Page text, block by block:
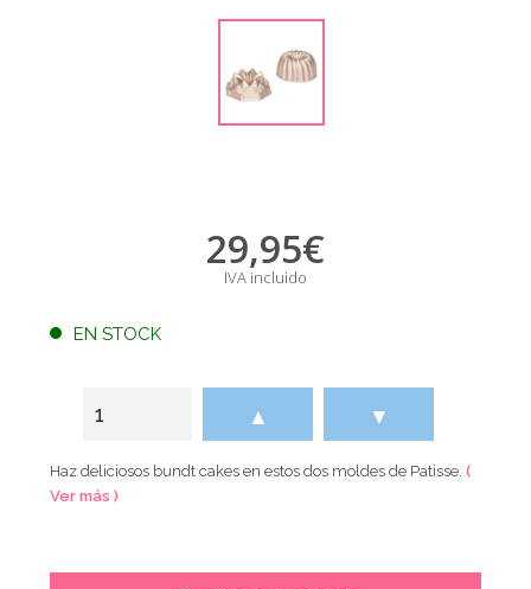
29,95€
IVA incluido
EN STOCK
▲ ▼
Haz deliciosos bundt cakes en estos dos moldes de Patisse.(
Ver más )